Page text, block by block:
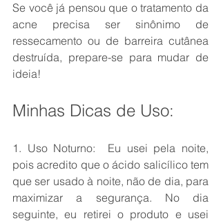
Se você já pensou que o tratamento da
acne precisa ser sinônimo de
ressecamento ou de barreira cutânea
destruída, prepare-se para mudar de
ideia!
Minhas Dicas de Uso:
1. Uso Noturno:  Eu usei pela noite,
pois acredito que o ácido salicílico tem
que ser usado à noite, não de dia, para
maximizar a segurança. No dia
seguinte, eu retirei o produto e usei